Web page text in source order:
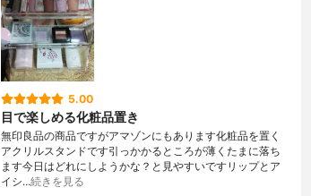
5.00
目で楽しめる化粧品置き
無印良品の商品ですがアマゾンにもあります化粧品を置く
アクリルスタンドです引っかかるところが薄くたまに落ち
ます今日はどれにしようかな？と見やすいですリップとア
イシ…続きを見る